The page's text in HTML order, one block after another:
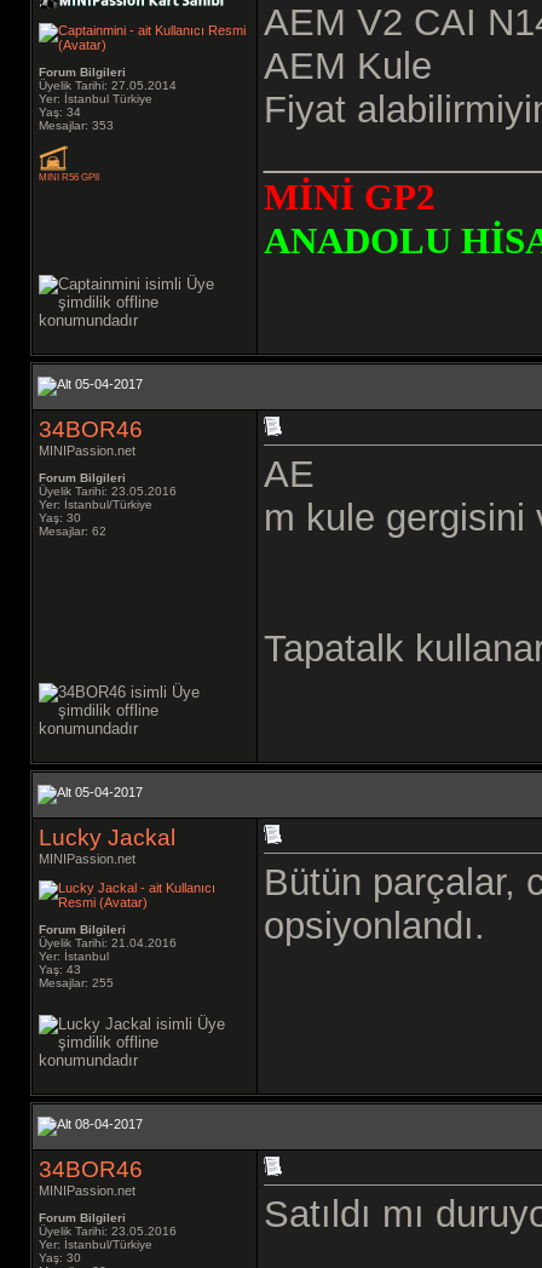
Forum Bilgileri
Üyelik Tarihi: 27.05.2014
Yer: İstanbul Türkiye
Yaş: 34
Mesajlar: 353
MINI R56 GPII
AEM V2 CAI
AEM Kule
Fiyat
MİNİ GP2
ANADOLU
05-04-2017
34BOR46
MINIPassion.net
Forum Bilgileri
Üyelik Tarihi: 23.05.2016
Yer: İstanbul/Türkiye
Yaş: 30
Mesajlar: 62
AE
m kule gergisini
Tapatalk
05-04-2017
Lucky Jackal
MINIPassion.net
Forum Bilgileri
Üyelik Tarihi: 21.04.2016
Yer: İstanbul
Yaş: 43
Mesajlar: 255
Bütün parçalar,
opsiyonlandı.
08-04-2017
34BOR46
MINIPassion.net
Forum Bilgileri
Üyelik Tarihi: 23.05.2016
Yer: İstanbul/Türkiye
Yaş: 30
Satıldı mı